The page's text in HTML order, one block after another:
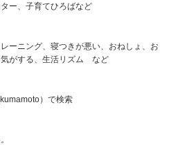
ー、子育てひろばなど
ーニング、寝つきが悪い、おねしょ、お
気がする、生活リズム など
）で検索